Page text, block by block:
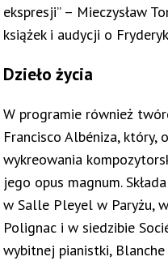
ekspresji” – Mieczysław
książek i audycji o
Dzieło życia
W programie również
Francisco Albéniza, który,
wykreowania
jego opus magnum.
w Salle Pleyel w Paryżu,
Polignac i w siedzibie
wybitnej pianistki, Blanche